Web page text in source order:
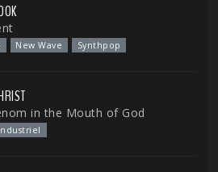
New Wave Synthpop
in the Mouth of God